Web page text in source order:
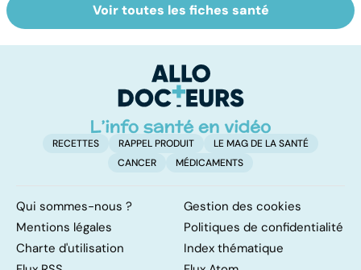
Gynéco : un suivi
pour la vie
Sexualité,
infertilité et
étroits
Voir toutes les fiches santé
RECETTES RAPPEL PRODUIT
LE MAG DE LA SANTÉ
CANCER
MÉDICAMENTS
Qui sommes-nous ?
Gestion des cookies
Mentions légales
Politiques de confidentialité
Charte d'utilisation
Index thématique